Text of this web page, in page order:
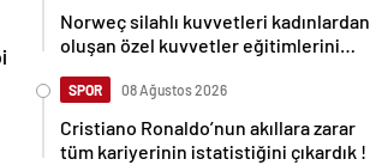
Norweç silahlı kuvvetleri kadınlardan
oluşan özel kuvvetler eğitimlerini
SPOR 08 Ağustos 2026
Cristiano Ronaldo’nun akıllara zarar
tüm kariyerinin istatistiğini çıkardık !